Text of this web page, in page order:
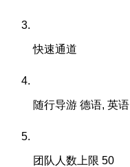
快速通道
随行导游 德语, 英语
团队人数上限 50